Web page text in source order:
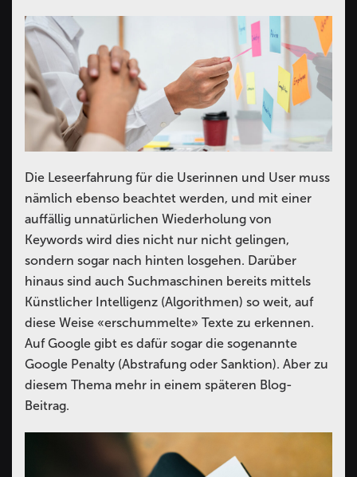
Die Leseerfahrung für die Userinnen und User muss
nämlich ebenso beachtet werden, und mit einer
auffällig unnatürlichen Wiederholung von
Keywords wird dies nicht nur nicht gelingen,
sondern sogar nach hinten losgehen. Darüber
hinaus sind auch Suchmaschinen bereits mittels
Künstlicher Intelligenz (Algorithmen) so weit, auf
diese Weise «erschummelte» Texte zu erkennen.
Auf Google gibt es dafür sogar die sogenannte
Google Penalty (Abstrafung oder Sanktion). Aber zu
diesem Thema mehr in einem späteren Blog-
Beitrag.